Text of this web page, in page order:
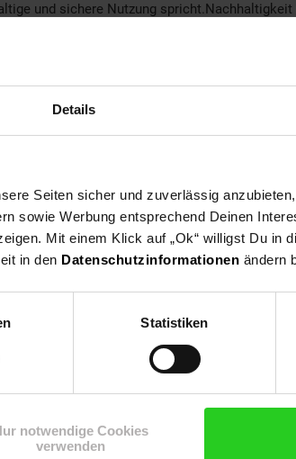
Details
Seiten sicher und zuverlässig
sowie Werbung entsprechend Deinen
Mit einem Klick auf „Ok“ willigst Du in
in den Datenschutzinformationen ändern
Statistiken
notwendige Cookies
verwenden
und sichere Nutzung
aus Karton ist platzsparend und
für professionelle und private
dazu bei, Ihren Arbeitsplatz sicherer und
Deluxe-Kabelführungsrücken, Grau
Rezeptwelt